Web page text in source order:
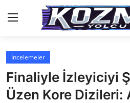
Anasayfa
Genel
İncelemeler
Finaliyle İzleyiciyi
Üzen Kore Dizileri: